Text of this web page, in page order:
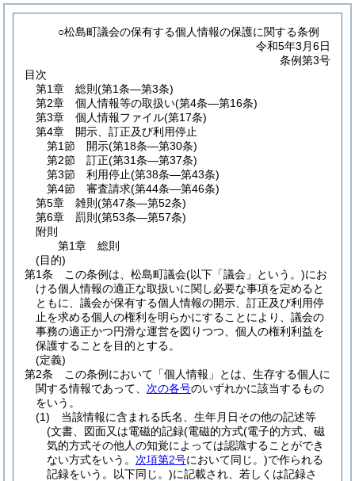
○松島町議会の保有する個人情報の保護に関する条例
令和5年3月6日
条例第3号
目次
第1章
総則 (第1条―第3条)
第2章
個人情報等の取扱い(第4条―第16条)
第3章
個人情報ファイル(第17条)
第4章
開示、訂正及び利用停止
第1節
開示(第18条―第30条)
第2節
訂正(第31条―第37条)
第3節
利用停止(第38条―第43条)
第4節
審査請求(第44条―第46条)
第5章
雑則 (第47条―第52条)
第6章
罰則 (第53条―第57条)
附則
第1章
総則
(目的)
第1条
この条例は、松島町議会(以下「議会」という。)にお
ける個人情報の適正な取扱いに関し必要な事項を定めると
ともに、議会が保有する個人情報の開示、訂正及び利用停
止を求める個人の権利を明らかにすることにより、議会の
事務の適正かつ円滑な運営を図りつつ、個人の権利利益を
保護することを目的とする。
(定義)
第2条
この条例において「個人情報」とは、生存する個人に
関する情報であって、 次の各号のいずれかに該当するもの
をいう。
(1)
当該情報に含まれる氏名、生年月日その他の記述等
(文書、図面又は電磁的記録(電磁的方式(電子的方式、磁
気的方式その他人の知覚によっては認識することができ
ない方式をいう。 次項第2号において同じ。)で作られる
記録をいう。以下同じ。)に記載され、若しくは記録さ